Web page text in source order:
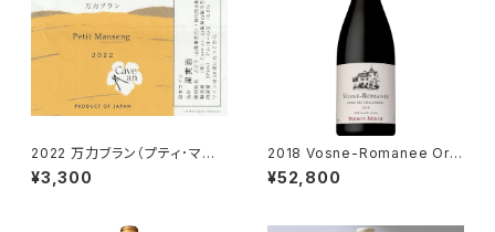
2022 万力ブラン（プティ･マン
サン） 375ml／カーヴ･アン＜C
ave an＞
¥3,300
2018 Vosne-Romanee Orm
e des Chalandins VV / Dm.
Perrot Minot
¥52,800